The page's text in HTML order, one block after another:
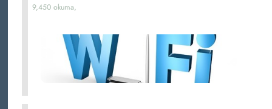
9,450 okuma,